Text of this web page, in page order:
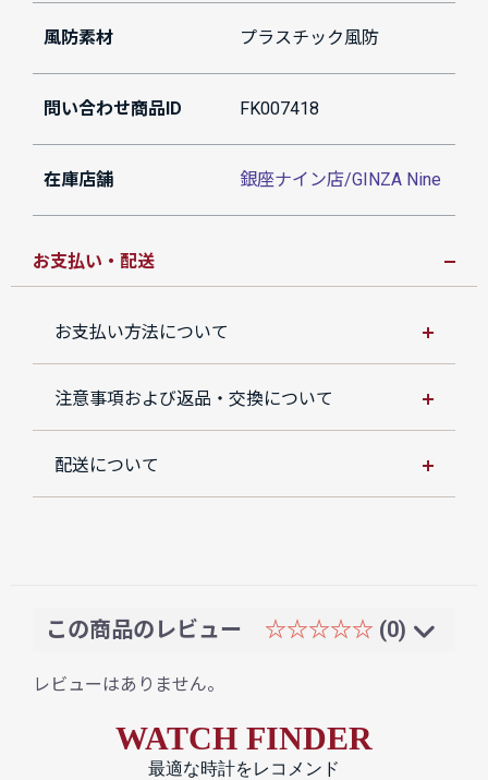
風防素材 プラスチック風防
問い合わせ商品ID FK007418
在庫店舗 銀座ナイン店/GINZA Nine
お支払い・配送
お支払い方法について
注意事項および返品・交換について
配送について
この商品のレビュー ☆☆☆☆☆ (0)
レビューはありません。
WATCH FINDER
最適な時計をレコメンド